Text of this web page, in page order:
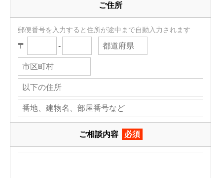
ご住所
郵便番号を入力すると住所が途中まで自動入力されます
〒 -
ご相談内容 必須